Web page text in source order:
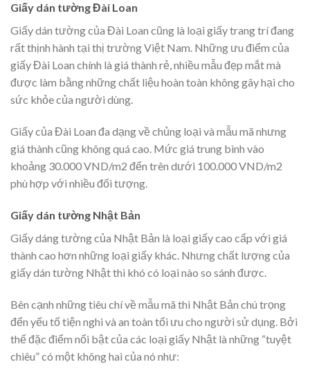
Giấy dán tường Đài Loan
Giấy dán tường của Đài Loan cũng là loại giấy trang trí đang
rất thịnh hành tại thị trường Việt Nam. Những ưu điểm của
giấy Đài Loan chính là giá thành rẻ, nhiều mẫu đẹp mắt mà
được làm bằng những chất liệu hoàn toàn không gây hại cho
sức khỏe của người dùng.
Giấy của Đài Loan đa dạng về chủng loại và mẫu mã nhưng
giá thành cũng không quá cao. Mức giá trung bình vào
khoảng 30.000 VND/m2 đến trên dưới 100.000 VND/m2
phù hợp với nhiều đối tượng.
Giấy dán tường Nhật Bản
Giấy dáng tường của Nhật Bản là loại giấy cao cấp với giá
thành cao hơn những loại giấy khác. Nhưng chất lượng của
giấy dán tường Nhật thì khó có loại nào so sánh được.
Bên cạnh những tiêu chí về mẫu mã thì Nhật Bản chú trọng
đến yếu tố tiện nghi và an toàn tối ưu cho người sử dụng. Bởi
thế đặc điểm nổi bật của các loại giấy Nhật là những “tuyệt
chiêu” có một không hai của nó như: